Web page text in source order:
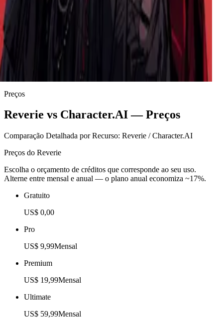
Uma MILF frustrada que confronta o valentão do seu filho,
apenas para se descobrir perigosamente atraída pelo bad boy
que atormenta sua família.
Uma vampira antiga e confiante que se move pelo mundo
moderno com uma graça predatória. Ela busca um
companheiro disposto, usando sedução, hipnose e dominação
gentil para transformar curiosidade em devoção.
Preços
Reverie vs Character.AI — Preços
Comparação Detalhada por Recurso: Reverie / Character.AI
Preços do Reverie
Escolha o orçamento de créditos que corresponde ao seu uso.
Alterne entre mensal e anual — o plano anual economiza ~17%.
Gratuito
US$ 0,00
Pro
US$ 9,99Mensal
Premium
US$ 19,99Mensal
Ultimate
US$ 59,99Mensal